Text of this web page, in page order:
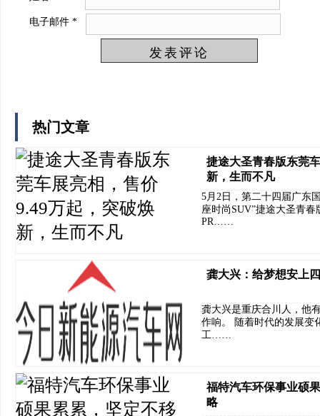
电子邮件 *
热门文章
捷途大圣青春版东莞
新，生而不凡
5月2日，第二十四届广东
座时尚SUV”捷途大圣青
PR……
龚大兴：给梦想安上
龚大兴是重庆合川人，他
作响。 随着时代的发展变
工……
福特汽车环保事业硕
略